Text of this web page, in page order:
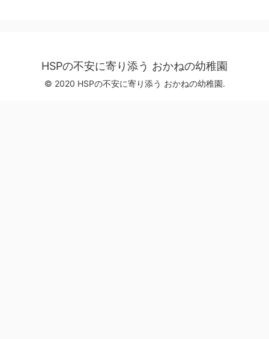
HSPの不安に寄り添う おかねの幼稚園
© 2020 HSPの不安に寄り添う おかねの幼稚園.